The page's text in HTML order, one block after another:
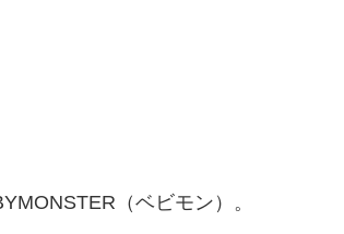
（ベビモン）。